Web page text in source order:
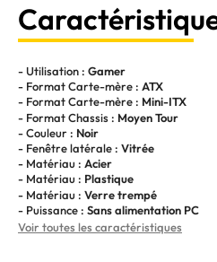
- Utilisation : Gamer
- Format Carte-mère : ATX
- Format Carte-mère : Mini-ITX
- Format Chassis : Moyen Tour
- Couleur : Noir
- Fenêtre latérale : Vitrée
- Matériau : Acier
- Matériau : Plastique
- Matériau : Verre trempé
- Puissance : Sans alimentation PC
Voir toutes les caractéristiques